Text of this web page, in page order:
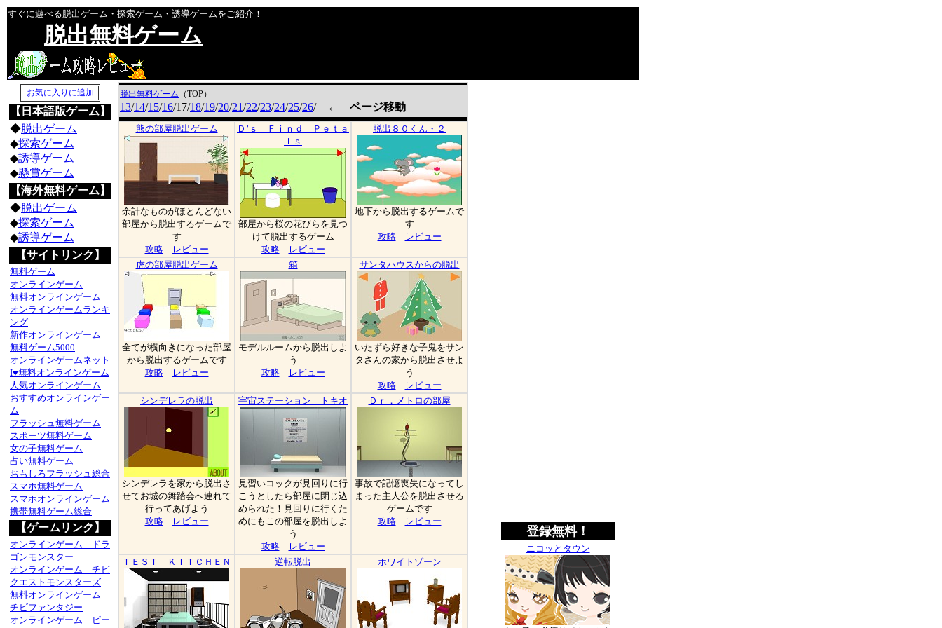
すぐに遊べる脱出ゲーム・探索ゲーム・誘導ゲームをご紹介！
脱出無料ゲーム
【日本語版ゲーム】
◆脱出ゲーム
◆探索ゲーム
◆誘導ゲーム
◆懸賞ゲーム
【海外無料ゲーム】
◆脱出ゲーム
◆探索ゲーム
◆誘導ゲーム
【サイトリンク】
無料ゲーム
オンラインゲーム
無料オンラインゲーム
オンラインゲームランキ
ング
新作オンラインゲーム
無料ゲーム5000
オンラインゲームネット
I♥無料オンラインゲーム
人気オンラインゲーム
おすすめオンラインゲー
ム
フラッシュ無料ゲーム
スポーツ無料ゲーム
女の子無料ゲーム
占い無料ゲーム
おもしろフラッシュ総合
スマホ無料ゲーム
スマホオンラインゲーム
携帯無料ゲーム総合
【ゲームリンク】
オンラインゲーム ドラ
ゴンモンスター
オンラインゲーム チビ
クエストモンスターズ
無料オンラインゲーム
チビファンタジー
オンラインゲーム ピー
脱出無料ゲーム （TOP）
13/14/15/16/17/18/19/20/21/22/23/24/25/26/← ページ移動
熊の部屋脱出ゲーム
余計なものがほとんどない
部屋から脱出するゲームで
す
攻略
レビュー
Ｄ’ｓ Ｆｉｎｄ Ｐｅｔａ
ｌｓ
部屋から桜の花びらを見つ
けて脱出するゲーム
攻略
レビュー
脱出８０くん・２
地下から脱出するゲームで
す
攻略
レビュー
虎の部屋脱出ゲーム
全てが横向きになった部屋
から脱出するゲームです
攻略
レビュー
箱
モデルルームから脱出しよ
う
攻略
レビュー
サンタハウスからの脱出
いたずら好きな子鬼をサン
タさんの家から脱出させよ
う
攻略
レビュー
シンデレラの脱出
シンデレラを家から脱出さ
せてお城の舞踏会へ連れて
行ってあげよう
攻略
レビュー
宇宙ステーション トキオ
見習いコックが見回りに行
こうとしたら部屋に閉じ込
められた！見回りに行くた
めにもこの部屋を脱出しよ
う
攻略
レビュー
Ｄｒ．メトロの部屋
事故で記憶喪失になってし
まった主人公を脱出させる
ゲームです
攻略
レビュー
ＴＥＳＴ ＫＩＴＣＨＥＮ 逆転脱出 ホワイトゾーン
登録無料！
ニコッとタウン